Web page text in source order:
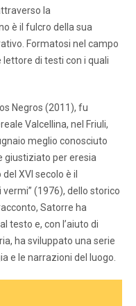
la
è il fulcro della sua
Formatosi nel campo
lettore di testi con i quali
Negros (2011), fu
Valcellina, nel Friuli,
meglio conosciuto
giustiziato per eresia
XVI secolo è il
(1976), dello storico
Satorre ha
testo e, con l’aiuto di
ha sviluppato una serie
e le narrazioni del luogo.